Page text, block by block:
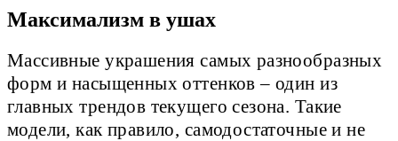
Максимализм в ушах
Массивные украшения самых разнообразных
форм и насыщенных оттенков – один из
главных трендов текущего сезона. Такие
модели, как правило, самодостаточные и не